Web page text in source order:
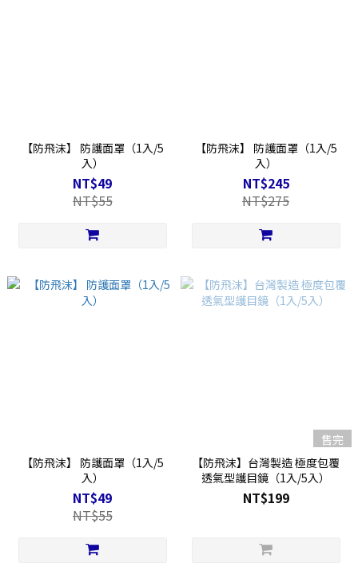
【防飛沫】 防護面罩（1入/5
入）
NT$49
NT$55
【防飛沫】 防護面罩（1入/5
入）
NT$245
NT$275
【防飛沫】 防護面罩（1入/5
入）
NT$49
NT$55
售完
【防飛沫】台灣製造 極度包覆
透氣型護目鏡（1入/5入）
NT$199